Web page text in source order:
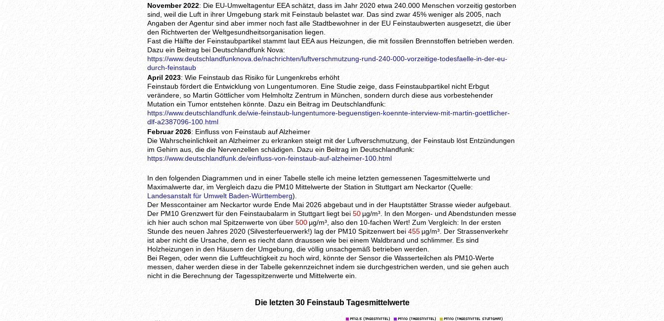
November 2022: Die EU-Umweltagentur EEA schätzt, dass im Jahr 2020 etwa 240.000 Menschen vorzeitig gestorben
sind, weil die Luft in ihrer Umgebung stark mit Feinstaub belastet war. Das sind zwar 45% weniger als 2005, nach
Angaben der Agentur sind aber immer noch fast alle Stadtbewohner in der EU Feinstaubwerten ausgesetzt, die über
den Richtwerten der Weltgesundheitsorganisation liegen.
Fast die Hälfte der Feinstaubpartikel stammt laut EEA aus Heizungen, die mit fossilen Brennstoffen betrieben werden.
Dazu ein Beitrag bei Deutschlandfunk Nova:
https://www.deutschlandfunknova.de/nachrichten/luftverschmutzung-rund-240-000-vorzeitige-todesfaelle-in-der-eu-
durch-feinstaub
April 2023: Wie Feinstaub das Risiko für Lungenkrebs erhöht
Feinstaub fördert die Entwicklung von Lungentumoren. Eine Studie zeige, dass Feinstaubpartikel nicht Erbgut
verändere, so Martin Göttlicher vom Helmholtz Zentrum in München, sondern durch diese aus vorbestehender
Mutation ein Tumor entstehen könnte. Dazu ein Beitrag im Deutschlandfunk:
https://www.deutschlandfunk.de/wie-feinstaub-lungentumore-beguenstigen-koennte-interview-mit-martin-goettlicher-
dlf-a2387096-100.html
Februar 2026: Einfluss von Feinstaub auf Alzheimer
Die Wahrscheinlichkeit an Alzheimer zu erkranken steigt mit der Luftverschmutzung, der Feinstaub löst Entzündungen
im Gehirn aus, die die Nervenzellen schädigen. Dazu ein Beitrag im Deutschlandfunk:
https://www.deutschlandfunk.de/einfluss-von-feinstaub-auf-alzheimer-100.html
In den folgenden Diagrammen und in einer Tabelle stelle ich meine letzten gemessenen Tagesmittelwerte und
Maximalwerte dar, im Vergleich dazu die PM10 Mittelwerte der Station in Stuttgart am Neckartor (Quelle:
Landesanstalt für Umwelt Baden-Württemberg).
Der Messcontainer am Neckartor wurde Ende Mai 2026 abgebaut und in der Hauptstätter Strasse wieder aufgebaut.
Der PM10 Grenzwert für den Feinstaubalarm in Stuttgart liegt bei 50 µg/m³. In den Morgen- und Abendstunden messe
ich hier auch schon mal Spitzenwerte von über 500µg/m³, also den 10-fachen Wert! Zum Vergleich: In der ersten
Stunde des neuen Jahres 2020 (Silvesterfeuerwerk!) lag der PM10 Spitzenwert bei 455µg/m³. Der Strassenverkehr
ist aber nicht die Ursache, denn es riecht dann draussen wie bei einem Waldbrand und schlimmer. Es sind
Holzheizungen in den Häusern der Umgebung, die völlig unsachgemäß betrieben werden.
Bei Regen, oder wenn die Luftfeuchtigkeit zu hoch wird, könnte der Sensor die Wasserteilchen als PM10-Werte
messen, daher werden diese in der Tabelle gekennzeichnet indem sie durchgestrichen werden, und sie gehen auch
nicht in die Berechnung der Tagesspitzenwerte und Mittelwerte ein.
Die letzten 30 Feinstaub Tagesmittelwerte